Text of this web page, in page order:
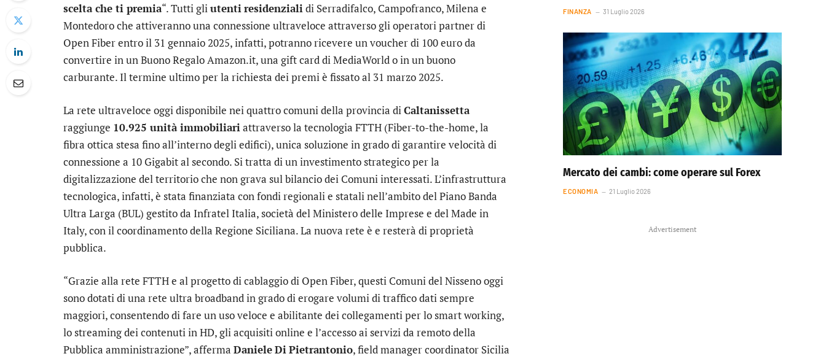
scelta che ti premia“. Tutti gliutentiresidenzialidi Serradifalco, Campofranco, Milena e
Montedoro che attiveranno una connessione ultraveloce attraverso gli operatori partner di
Open Fiber entro il 31 gennaio 2025, infatti, potranno ricevere un voucher di 100 euro da
convertire in un Buono Regalo Amazon.it, una gift card di MediaWorld o in un buono
carburante. Il termine ultimo per la richiesta dei premi è fissato al 31 marzo 2025.
La rete ultraveloce oggi disponibile nei quattro comuni della provincia diCaltanissetta
raggiunge 10.925 unità immobiliariattraverso la tecnologia FTTH (Fiber-to-the-home, la
fibra ottica stesa fino all’interno degli edifici), unica soluzione in grado di garantire velocità di
connessione a 10 Gigabit al secondo. Si tratta di un investimento strategico per la
digitalizzazione del territorio che non grava sul bilancio dei Comuni interessati. L’infrastruttura
tecnologica, infatti, è stata finanziata con fondi regionali e statali nell’ambito del Piano Banda
Ultra Larga (BUL) gestito da Infratel Italia, società del Ministero delle Imprese e del Made in
Italy, con il coordinamento della Regione Siciliana. La nuova rete è e resterà di proprietà
pubblica.
“Grazie alla rete FTTH e al progetto di cablaggio di Open Fiber, questi Comuni del Nisseno oggi
sono dotati di una rete ultra broadband in grado di erogare volumi di traffico dati sempre
maggiori, consentendo di fare un uso veloce e abilitante dei collegamenti per lo smart working,
lo streaming dei contenuti in HD, gli acquisiti online e l’accesso ai servizi da remoto della
Pubblica amministrazione”, afferma DanieleDiPietrantonio, field manager coordinator Sicilia
FINANZA 31 Luglio 2026
Mercato dei cambi: come operare sul Forex
ECONOMIA 21 Luglio 2026
Advertisement